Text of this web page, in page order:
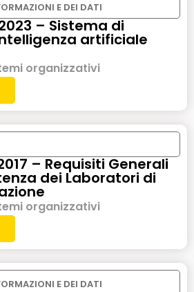
E DEI DATI
– Sistema di
artificiale
organizzativi
– Requisiti Generali
dei Laboratori di
organizzativi
E DEI DATI